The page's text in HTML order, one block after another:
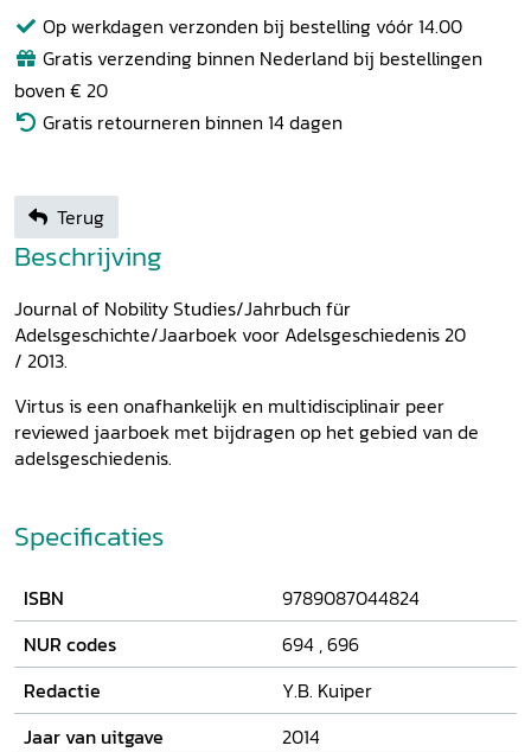
Op werkdagen verzonden bij bestelling vóór 14.00
Gratis verzending binnen Nederland bij bestellingen
boven € 20
Gratis retourneren binnen 14 dagen
Terug
Beschrijving
Journal of Nobility Studies/Jahrbuch für
Adelsgeschichte/Jaarboek voor Adelsgeschiedenis 20
/ 2013.
Virtus is een onafhankelijk en multidisciplinair peer
reviewed jaarboek met bijdragen op het gebied van de
adelsgeschiedenis.
Specificaties
ISBN
9789087044824
NUR codes
694 ,696
Redactie
Y.B. Kuiper
Jaar van uitgave
2014